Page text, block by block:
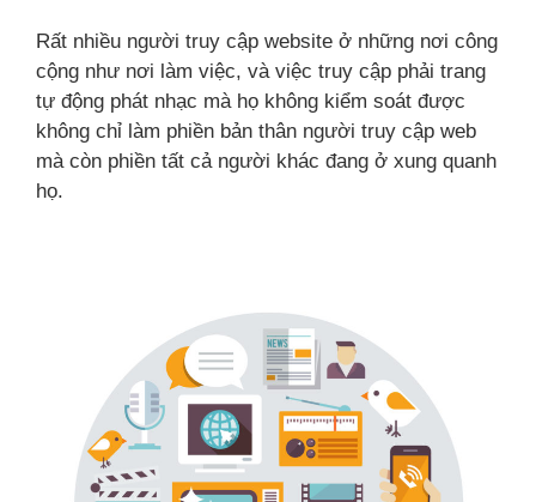
Rất nhiều người truy cập website ở những nơi công
cộng như nơi làm việc, và việc truy cập phải trang
tự động phát nhạc mà họ không kiểm soát được
không chỉ làm phiền bản thân người truy cập web
mà còn phiền tất cả người khác đang ở xung quanh
họ.